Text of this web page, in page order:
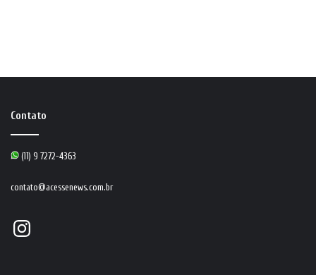
Contato
(11) 9 7272-4363
contato@acessenews.com.br
Instagram